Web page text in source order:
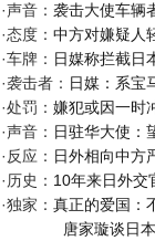
·声音： 袭击大使车辆
·态度： 中方对嫌疑人
·车牌： 日媒称拦截日
·袭击者： 日媒：系宝
·处罚： 嫌犯或因一时
·声音： 日驻华大使：
·反应： 日外相向中方
·历史： 10年来日外交
·独家： 真正的爱国：
唐家璇谈日